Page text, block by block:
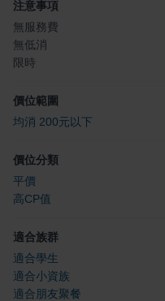
注意事項
無服務費
無低消
限時
價位範圍
均消 200元以下
價位分類
平價
高CP值
適合族群
適合學生
適合小資族
適合朋友聚餐